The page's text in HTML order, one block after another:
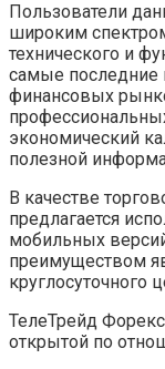
Пользователи
широким
технического и
самые последние
финансовых
экономический
полезной
В качестве
предлагается
мобильных
преимуществом
круглосуточного
ТелеТрейд
открытой по